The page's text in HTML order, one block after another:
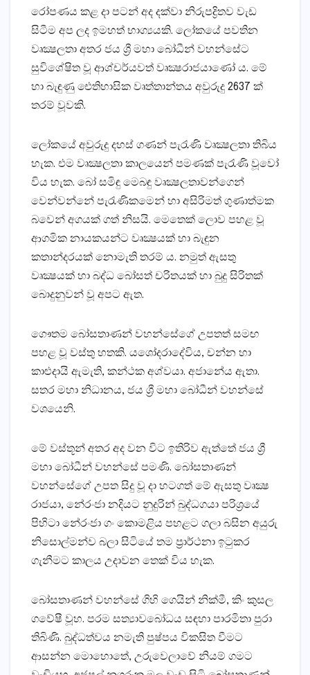
රෝපණය කළ දා පටන් අද දක්‌වා නිරුපද්‍රිතව වැඩ
සිටීම අප ලද ඉමහත් භාග්‍යයකි. ලෝකයේ පවතින
වෘක්‍ෂලතා අතර ජය ශ්‍රී මහා බෝධීන් වහන්සේට
සුවිශේෂිත වූ ආශ්චර්යවත් වෘක්‍ෂරාජයාණෝ ය. මේ
හා බැඳුණු ඓතිහාසික වෘත්තාන්තය අවුරුදු 2637 ක්‌
තරම් වූවකි.
ලෝකයේ අවුරුදු දහස්‌ ගණන් පැරැණි වෘක්‍ෂලතා තිබිය
හැක. එම වෘක්‍ෂලතා කාලයෙන් පමණක්‌ පැරැණි වූවෝ
විය හැක. බෝ සමිඳු මෙබඳු වෘක්‍ෂලතාවන්ගෙන්
වෙන්වන්නේ පැරැණිකමෙන් හා අසිරිමත් ගුණාත්මක
බවෙන් අගයක්‌ ගත් නිසයි. මෙතෙක්‌ ලොව පහළ වූ
ආගමික නායකයන්ට වෘක්‍ෂයක්‌ හා බැඳුන
කතාන්දරයක්‌ නොමැති තරම් ය. නමුත් ඇසතු
වෘක්‍ෂයක්‌ හා බද්ධ බෝසත් චරිතයක්‌ හා බුදු සිරිතක්‌
බොදුනුවන් වූ අපට ඇත.
ගෞතම බෝසතාණන් වහන්සේගේ උපතත් සමඟ
පහළ වූ වස්‌තු හතකි. යශෝදරාදේවිය, චන්න හා
කාළුදායි ඇමැති, කන්ථක අශ්වයා. අජානේය ඇතා.
සතර මහා නිධානය, ජය ශ්‍රී මහා බෝධීන් වහන්සේ
වශයෙනි.
මේ වස්‌තූන් අතර අද වන විට ඉතිරිව ඇත්තේ ජය ශ්‍රී
මහා බෝධීන් වහන්සේ පමණි. බෝසතාණන්
වහන්සේගේ උපත සිදු වූ දා හටගත් මේ ඇසතු වෘක්‍ෂ
රාජයා, නේරංජා නදියට නුදුරින් බුද්ධගයා පරිශ්‍රයේ
පිහිටා නේරංජා ගං කොමළිය පහළට ගලා බසින අයුරු
නිසොල්මන්ව බලා සිටියේ තම ප්‍රාර්ථනා ඉටුකර
ගැනීමට කාලය උදාවන තෙක්‌ විය හැක.
බෝසතාණන් වහන්සේ ගිහි ගෙයින් නික්‌මී, කිං කුසල
ගවේෂී වූහ. පරම සත්‍යාවබෝධය සඳහා පාරමිතා පුරා
තිබිණි. බුද්ධත්වය නමැති පුෂ්පය විකසිත වීමට
ආසන්න මොහොතේ, උරුවෙලාවේ නියම් ගමට